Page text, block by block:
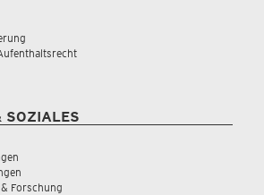
SOZIALES
Forschung